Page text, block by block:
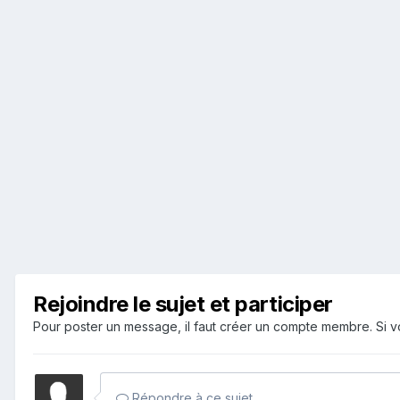
Rejoindre le sujet et participer
Pour poster un message, il faut créer un compte membre. Si